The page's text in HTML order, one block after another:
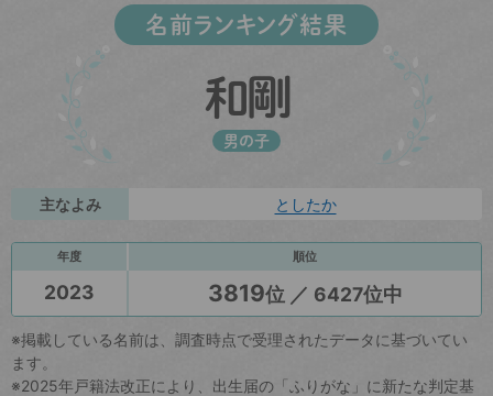
名前ランキング結果
和剛
男の子
主なよみ としたか
年度 順位
2023 3819位 ／ 6427位中
※掲載している名前は、調査時点で受理されたデータに基づいてい
ます。
※2025年戸籍法改正により、出生届の「ふりがな」に新たな判定基